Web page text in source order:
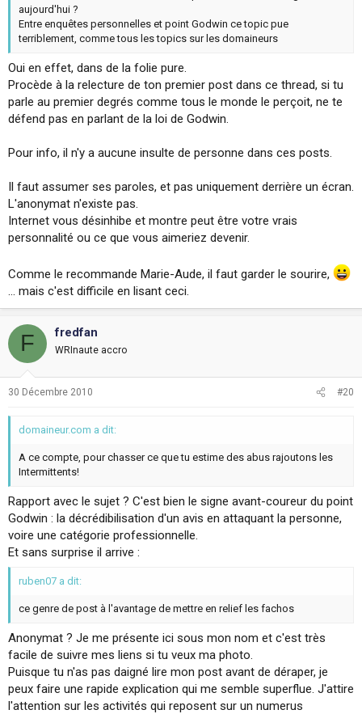
aujourd'hui ?
Entre enquêtes personnelles et point Godwin ce topic pue
terriblement, comme tous les topics sur les domaineurs
Oui en effet, dans de la folie pure.
Procède à la relecture de ton premier post dans ce thread, si tu
parle au premier degrés comme tous le monde le perçoit, ne te
défend pas en parlant de la loi de Godwin.
Pour info, il n'y a aucune insulte de personne dans ces posts.
Il faut assumer ses paroles, et pas uniquement derrière un écran.
L'anonymat n'existe pas.
Internet vous désinhibe et montre peut être votre vrais
personnalité ou ce que vous aimeriez devenir.
Comme le recommande Marie-Aude, il faut garder le sourire,
... mais c'est difficile en lisant ceci.
F fredfan
WRInaute accro
30 Décembre 2010 #20
domaineur.com a dit:
A ce compte, pour chasser ce que tu estime des abus rajoutons les
Intermittents!
Rapport avec le sujet ? C'est bien le signe avant-coureur du point
Godwin : la décrédibilisation d'un avis en attaquant la personne,
voire une catégorie professionnelle.
Et sans surprise il arrive :
ruben07 a dit:
ce genre de post à l'avantage de mettre en relief les fachos
Anonymat ? Je me présente ici sous mon nom et c'est très
facile de suivre mes liens si tu veux ma photo.
Puisque tu n'as pas daigné lire mon post avant de déraper, je
peux faire une rapide explication qui me semble superflue. J'attire
l'attention sur les activités qui reposent sur un numerus